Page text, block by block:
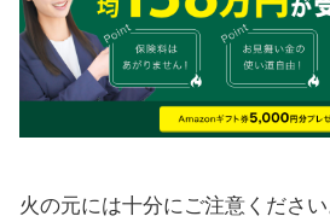
火の元には十分にご注意ください